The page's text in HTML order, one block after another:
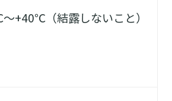
+40℃（結露しないこと）